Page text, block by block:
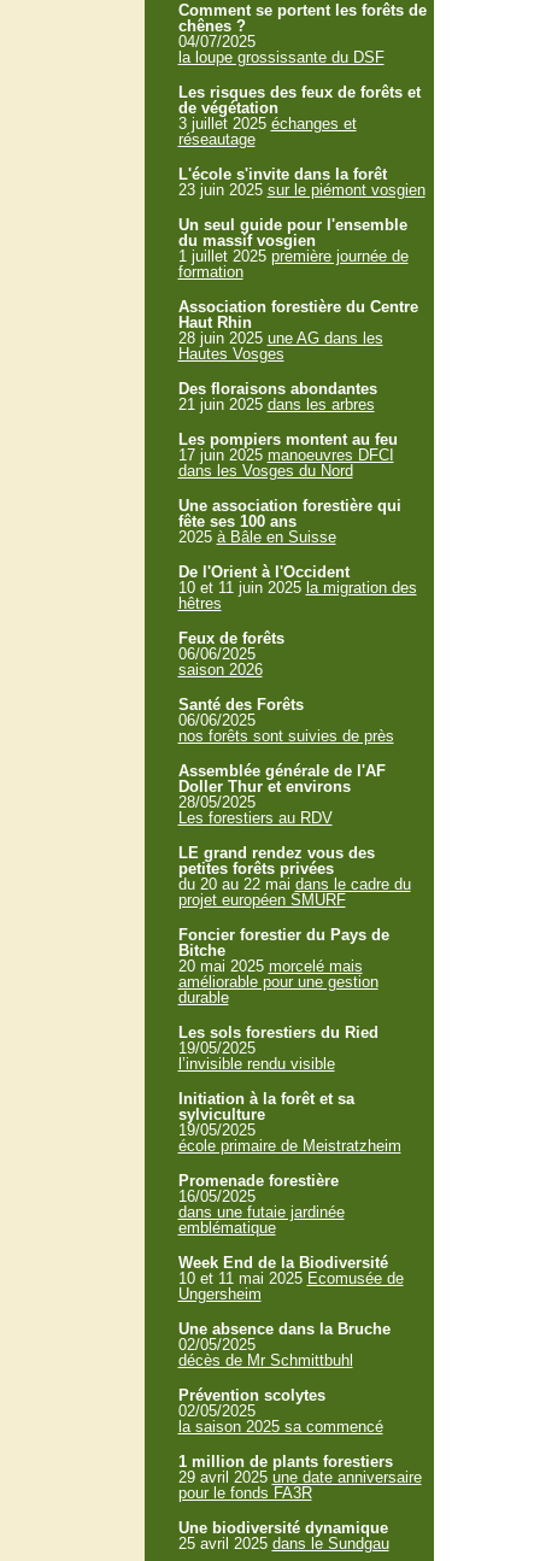
Comment se portent les forêts de
chênes ?
04/07/2025
la loupe grossissante du DSF
Les risques des feux de forêts et
de végétation
3 juillet 2025 échanges et
réseautage
L'école s'invite dans la forêt
23 juin 2025 sur le piémont vosgien
Un seul guide pour l'ensemble
du massif vosgien
1 juillet 2025 première journée de
formation
Association forestière du Centre
Haut Rhin
28 juin 2025 une AG dans les
Hautes Vosges
Des floraisons abondantes
21 juin 2025 dans les arbres
Les pompiers montent au feu
17 juin 2025 manoeuvres DFCI
dans les Vosges du Nord
Une association forestière qui
fête ses 100 ans
2025 à Bâle en Suisse
De l'Orient à l'Occident
10 et 11 juin 2025 la migration des
hêtres
Feux de forêts
06/06/2025
saison 2026
Santé des Forêts
06/06/2025
nos forêts sont suivies de près
Assemblée générale de l'AF
Doller Thur et environs
28/05/2025
Les forestiers au RDV
LE grand rendez vous des
petites forêts privées
du 20 au 22 mai dans le cadre du
projet européen SMURF
Foncier forestier du Pays de
Bitche
20 mai 2025 morcelé mais
améliorable pour une gestion
durable
Les sols forestiers du Ried
19/05/2025
l’invisible rendu visible
Initiation à la forêt et sa
sylviculture
19/05/2025
école primaire de Meistratzheim
Promenade forestière
16/05/2025
dans une futaie jardinée
emblématique
Week End de la Biodiversité
10 et 11 mai 2025 Ecomusée de
Ungersheim
Une absence dans la Bruche
02/05/2025
décès de Mr Schmittbuhl
Prévention scolytes
02/05/2025
la saison 2025 sa commencé
1 million de plants forestiers
29 avril 2025 une date anniversaire
pour le fonds FA3R
Une biodiversité dynamique
25 avril 2025 dans le Sundgau